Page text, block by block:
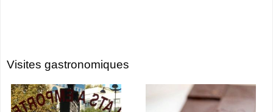
Visites gastronomiques